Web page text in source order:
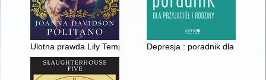
Ulotna prawda Lily Temple Depresja : poradnik dla